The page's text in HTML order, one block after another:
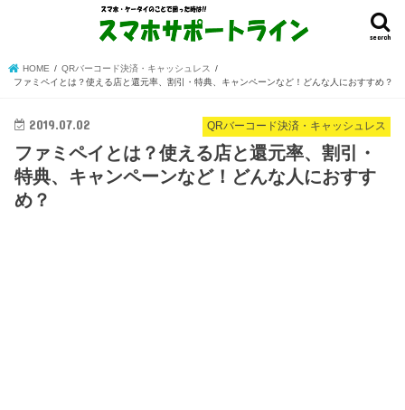
search
HOME
QRバーコード決済・キャッシュレス
ファミペイとは？使える店と還元率、割引・特典、キャンペーンなど！どんな人におすすめ？
QRバーコード決済・キャッシュレス
2019.07.02
ファミペイとは？使える店と還元率、割引・
特典、キャンペーンなど！どんな人におすす
め？